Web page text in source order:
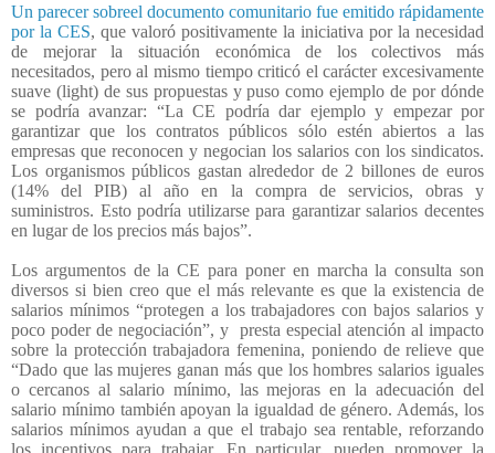
Un parecer sobreel documento comunitario fue emitido rápidamente
por la CES, que valoró positivamente la iniciativa por la necesidad
de mejorar la situación económica de los colectivos más
necesitados, pero al mismo tiempo criticó el carácter excesivamente
suave (light) de sus propuestas y puso como ejemplo de por dónde
se podría avanzar: “La CE podría dar ejemplo y empezar por
garantizar que los contratos públicos sólo estén abiertos a las
empresas que reconocen y negocian los salarios con los sindicatos.
Los organismos públicos gastan alrededor de 2 billones de euros
(14% del PIB) al año en la compra de servicios, obras y
suministros. Esto podría utilizarse para garantizar salarios decentes
en lugar de los precios más bajos”.
Los argumentos de la CE para poner en marcha la consulta son
diversos si bien creo que el más relevante es que la existencia de
salarios mínimos “protegen a los trabajadores con bajos salarios y
poco poder de negociación”, y presta especial atención al impacto
sobre la protección trabajadora femenina, poniendo de relieve que
“Dado que las mujeres ganan más que los hombres salarios iguales
o cercanos al salario mínimo, las mejoras en la adecuación del
salario mínimo también apoyan la igualdad de género. Además, los
salarios mínimos ayudan a que el trabajo sea rentable, reforzando
los incentivos para trabajar. En particular, pueden promover la